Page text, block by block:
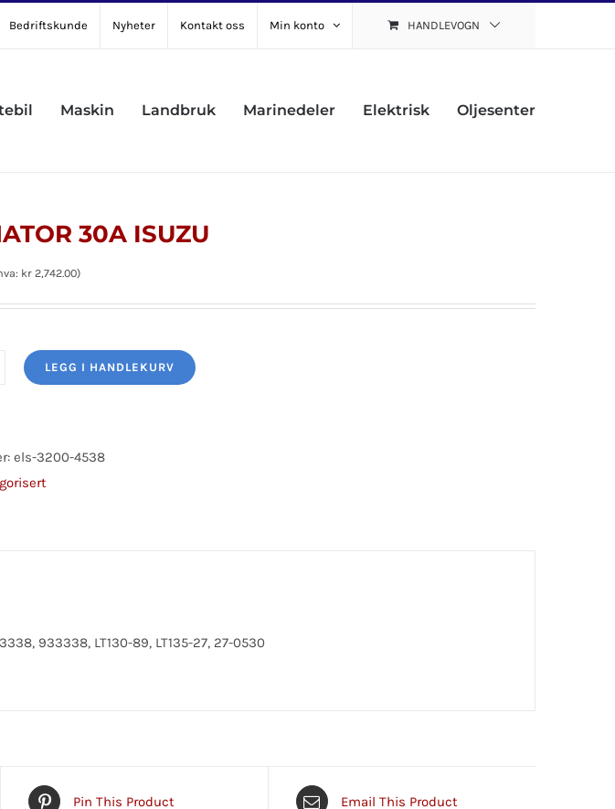
Bedriftskunde Nyheter Kontakt oss Min konto HANDLEVOGN
Maskin Landbruk Marinedeler Elektrisk Oljesenter
30A ISUZU
kr 2,742.00)
LEGG I HANDLEKURV
els-3200-4538
933338, LT130-89, LT135-27, 27-0530
Pin This Product Email This Product